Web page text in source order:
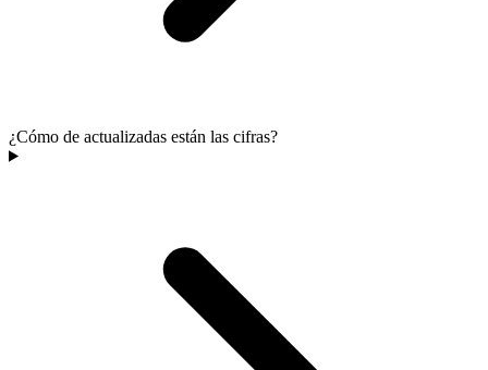
¿Cómo de actualizadas están las cifras?